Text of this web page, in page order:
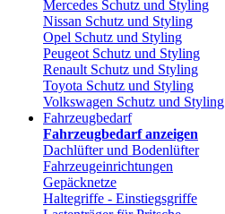
Mercedes Schutz und Styling
Nissan Schutz und Styling
Opel Schutz und Styling
Peugeot Schutz und Styling
Renault Schutz und Styling
Toyota Schutz und Styling
Volkswagen Schutz und Styling
Fahrzeugbedarf
Fahrzeugbedarf anzeigen
Dachlüfter und Bodenlüfter
Fahrzeugeinrichtungen
Gepäcknetze
Haltegriffe - Einstiegsgriffe